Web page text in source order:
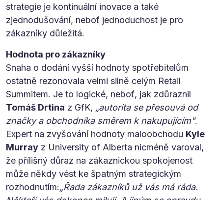
strategie je kontinuální inovace a také
zjednodušování, neboť jednoduchost je pro
zákazníky důležitá.
Hodnota pro zákazníky
Snaha o dodání vyšší hodnoty spotřebitelům
ostatně rezonovala velmi silně celým Retail
Summitem. Je to logické, neboť, jak zdůraznil
Tomáš Drtina z GfK, „autorita se přesouvá od
značky a obchodníka směrem k nakupujícím".
Expert na zvyšování hodnoty maloobchodu Kyle
Murray z University of Alberta nicméně varoval,
že přílišný důraz na zákaznickou spokojenost
může někdy vést ke špatným strategickým
rozhodnutím:„Řada zákazníků už vás má ráda.